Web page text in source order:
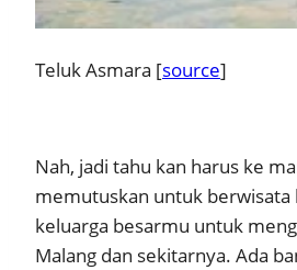
Teluk Asmara [source]
Nah, jadi tahu kan harus ke
memutuskan untuk berwisata
keluarga besarmu untuk
Malang dan sekitarnya. Ada